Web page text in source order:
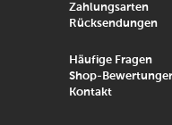
Zahlungsarten
Rücksendungen
Häufige Fragen
Shop-
Kontakt